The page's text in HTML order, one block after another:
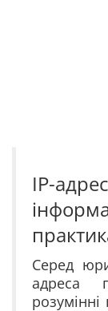
IP-
Серед
адреса